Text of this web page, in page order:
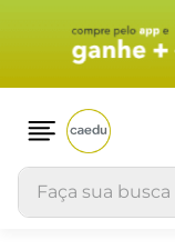
Faça sua busca